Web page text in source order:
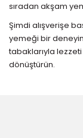
sıradan akşam
Şimdi alışverişe
yemeği bir
tabaklarıyla
dönüştürün.